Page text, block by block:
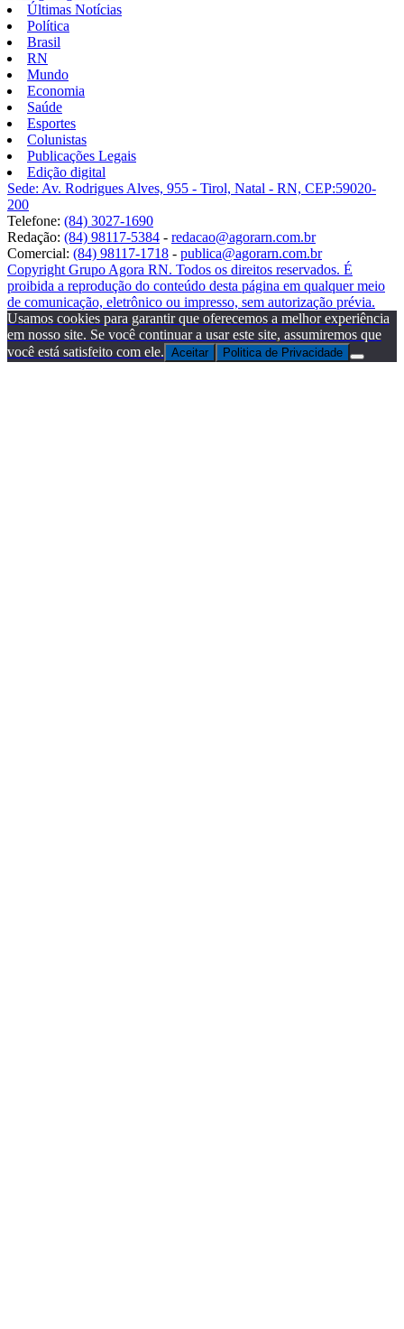
Últimas Notícias
Política
Brasil
RN
Mundo
Economia
Saúde
Esportes
Colunistas
Publicações Legais
Edição digital
Sede: Av. Rodrigues Alves, 955 - Tirol, Natal - RN, CEP:59020-
200
Telefone: (84) 3027-1690
Redação: (84) 98117-5384 - redacao@agorarn.com.br
Comercial: (84) 98117-1718 - publica@agorarn.com.br
Copyright Grupo Agora RN. Todos os direitos reservados. É
proibida a reprodução do conteúdo desta página em qualquer meio
de comunicação, eletrônico ou impresso, sem autorização prévia.
Usamos cookies para garantir que oferecemos a melhor experiência
em nosso site. Se você continuar a usar este site, assumiremos que
você está satisfeito com ele. Aceitar Politica de Privacidade